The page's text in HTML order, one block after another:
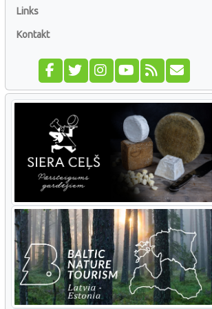
Links
Kontakt